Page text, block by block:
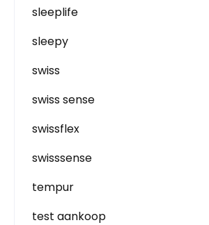
sleeplife
sleepy
swiss
swiss sense
swissflex
swisssense
tempur
test aankoop